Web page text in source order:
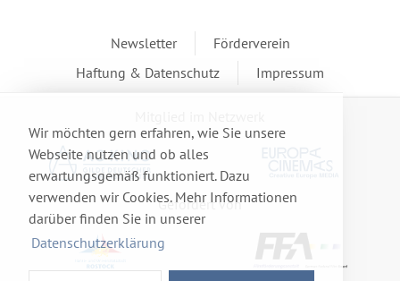
Wir möchten gern erfahren, wie Sie unsere
Webseite nutzen und ob alles
erwartungsgemäß funktioniert. Dazu
verwenden wir Cookies. Mehr Informationen
darüber finden Sie in unserer
Datenschutzerklärung
Newsletter
Förderverein
Haftung & Datenschutz
Impressum
Gefördert von